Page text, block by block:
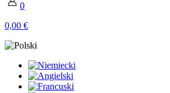
0
0,00 €